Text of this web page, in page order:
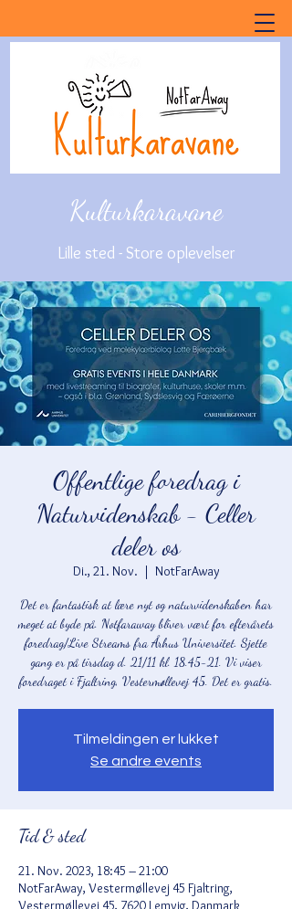
Kulturkaravane
Lille sted - Store oplevelser
Offentlige foredrag i
Naturvidenskab - Celler
deler os
Di., 21. Nov.
  |
NotFarAway
Det er fantastisk at lære nyt og naturvidenskaben har
meget at byde på. Notfaraway bliver vært for efterårets
foredrag/Live Streams fra Århus Universitet. Sjette
gang er på tirsdag d. 21/11 kl. 18.45-21. Vi viser
foredraget i Fjaltring, Vestermøllevej 45. Det er gratis.
Tilmeldingen er lukket
Se andre events
Tid & sted
21. Nov. 2023, 18:45 – 21:00
NotFarAway, Vestermøllevej 45 Fjaltring,
Vestermøllevej 45, 7620 Lemvig, Danmark